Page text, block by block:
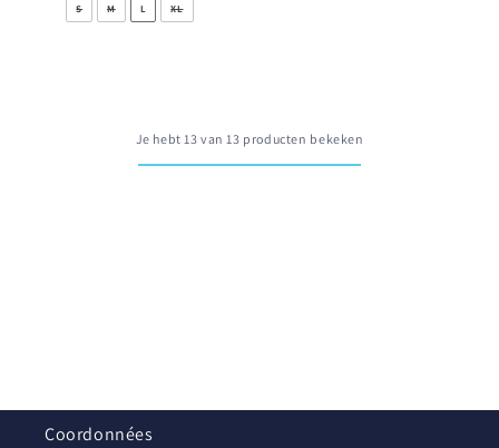
S M L XL
Je hebt 13 van 13 producten bekeken
Coordonnées